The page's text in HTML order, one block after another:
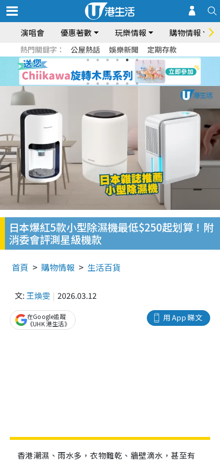
演唱會 優惠著數 玩樂情報 購物情報
熱門關鍵字： 公屋熱話 娛樂新聞 定期存款
日本爆紅5款小型除濕機最低$250起划算！附
消委會評測星級機款
首頁 購物情報 生活百貨
文: 王煥雯 2026.03.12
用 App 睇文
在Google追蹤
《UHK 港生活》
香港潮濕、雨水多，衣物難乾、牆壁滴水，甚至有